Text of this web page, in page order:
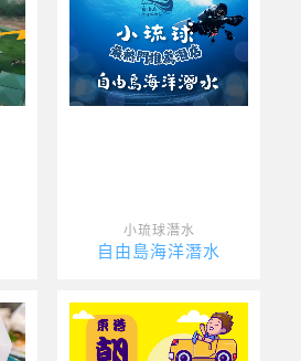
小琉球潛水
自由島海洋潛水